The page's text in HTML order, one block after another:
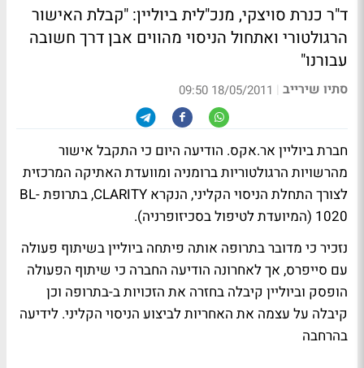
ד"ר כנרת סויצקי, מנכ"לית ביוליין: "קבלת האישור
הרגולטורי ואתחול הניסוי מהווים אבן דרך חשובה
עבורנו"
סתיו שירייב |
18/05/2011 09:50
חברת ביוליין אר.אקס. הודיעה היום כי התקבל אישור
מהרשויות הרגולטוריות ברומניה ומוועדת האתיקה המרכזית
לצורך התחלת הניסוי הקליני, הנקרא CLARITY, בתרופת BL-
1020 (המיועדת לטיפול בסכיזופרניה).
נזכיר כי מדובר בתרופה אותה פיתחה ביוליין בשיתוף פעולה
עם סייפרס, אך לאחרונה הודיעה החברה כי שיתוף הפעולה
הופסק וביוליין קיבלה בחזרה את הזכויות ב-בתרופה וכן
קיבלה על עצמה את האחריות לביצוע הניסוי הקליני. לידיעה
בהרחבה